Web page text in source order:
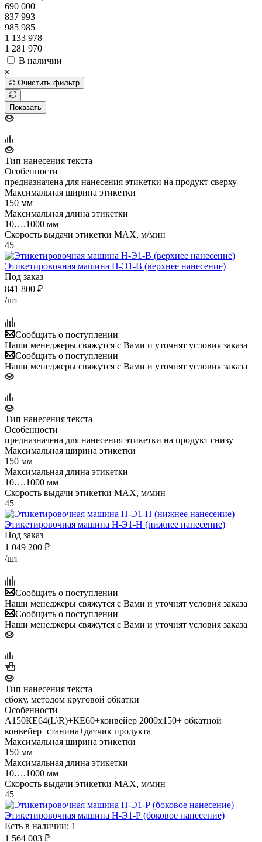
690 000
837 993
985 985
1 133 978
1 281 970
В наличии
Очистить фильтр
Показать
Тип нанесения текста
Особенности
предназначена для нанесения этикетки на продукт сверху
Максимальная ширина этикетки
150 мм
Максимальная длина этикетки
10….1000 мм
Скорость выдачи этикетки MAX, м/мин
45
Этикетировочная машина Н-Э1-В (верхнее нанесение)
Под заказ
841 800 ₽
/шт
Сообщить о поступлении
Наши менеджеры свяжутся с Вами и уточнят условия заказа
Сообщить о поступлении
Наши менеджеры свяжутся с Вами и уточнят условия заказа
Тип нанесения текста
Особенности
предназначена для нанесения этикетки на продукт снизу
Максимальная ширина этикетки
150 мм
Максимальная длина этикетки
10….1000 мм
Скорость выдачи этикетки MAX, м/мин
45
Этикетировочная машина Н-Э1-Н (нижнее нанесение)
Под заказ
1 049 200 ₽
/шт
Сообщить о поступлении
Наши менеджеры свяжутся с Вами и уточнят условия заказа
Сообщить о поступлении
Наши менеджеры свяжутся с Вами и уточнят условия заказа
Тип нанесения текста
сбоку, методом круговой обкатки
Особенности
А150КЕ64(L\R)+КЕ60+конвейер 2000х150+ обкатной
конвейер+станина+датчик продукта
Максимальная ширина этикетки
150 мм
Максимальная длина этикетки
10….1000 мм
Скорость выдачи этикетки MAX, м/мин
45
Этикетировочная машина Н-Э1-Р (боковое нанесение)
Есть в наличии: 1
1 564 003 ₽